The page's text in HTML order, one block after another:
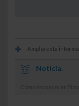
Amplía esta
Noticia.